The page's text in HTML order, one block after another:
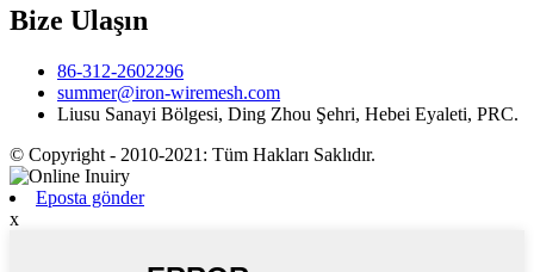
Bize Ulaşın
86-312-2602296
summer@iron-wiremesh.com
Liusu Sanayi Bölgesi, Ding Zhou Şehri, Hebei Eyaleti, PRC.
© Copyright - 2010-2021: Tüm Hakları Saklıdır.
Eposta gönder
x